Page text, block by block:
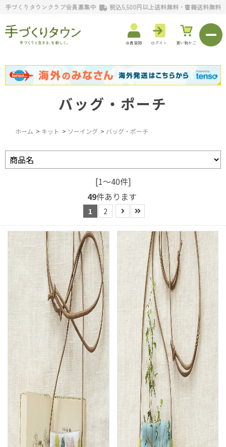
手づくりタウンクラブ会員募集中 税込5,500円以上送料無料・書籍送料無料
会員登録 ログイン 買い物かご
バッグ・ポーチ
ホーム > キット > ソーイング > バッグ・ポーチ
[1～40件]
49件あります
1 2